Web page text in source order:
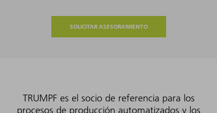
SOLICITAR ASESORAMIENTO
TRUMPF es el socio de referencia para los
procesos de producción automatizados y los